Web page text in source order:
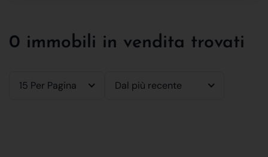
0 immobili in vendita trovati
15 Per Pagina Dal più recente